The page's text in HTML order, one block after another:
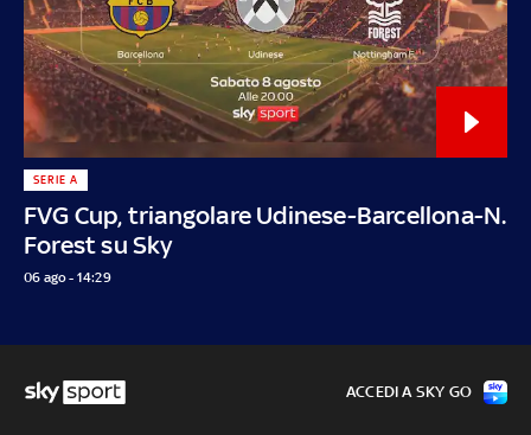
FVG Cup, triangolare Udinese-Barcellona-N.
Forest su Sky
SERIE A
06 ago - 14:29
ACCEDI A SKY GO